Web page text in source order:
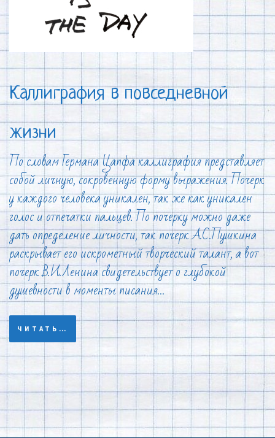
Каллиграфия в повседневной
жизни
По словам Германа Цапфа каллиграфия представляет
собой личную, сокровенную форму выражения. Почерк
у каждого человека уникален, так же как уникален
голос и отпечатки пальцев. По почерку можно даже
дать определение личности, так почерк А.С.Пушкина
раскрывает его искрометный творческий талант, а вот
почерк В.И.Ленина свидетельствует о глубокой
душевности в моменты писания…
ЧИТАТЬ…